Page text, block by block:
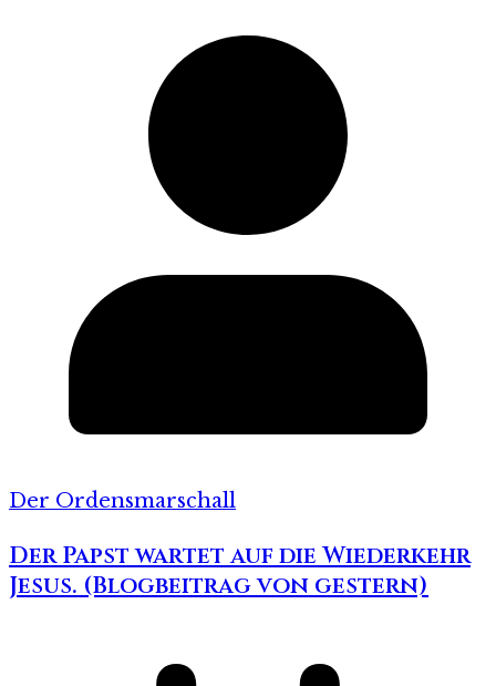
Der Ordensmarschall
Der Papst wartet auf die Wiederkehr
Jesus. (Blogbeitrag von gestern)